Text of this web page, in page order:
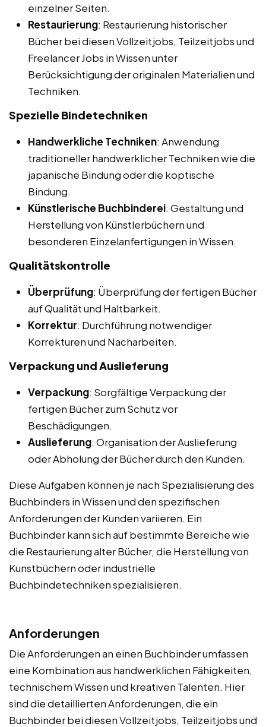
einzelner Seiten.
Restaurierung: Restaurierung historischer
Bücher bei diesen Vollzeitjobs, Teilzeitjobs und
Freelancer Jobs in Wissen unter
Berücksichtigung der originalen Materialien und
Techniken.
Spezielle Bindetechniken
Handwerkliche Techniken: Anwendung
traditioneller handwerklicher Techniken wie die
japanische Bindung oder die koptische
Bindung.
Künstlerische Buchbinderei: Gestaltung und
Herstellung von Künstlerbüchern und
besonderen Einzelanfertigungen in Wissen.
Qualitätskontrolle
Überprüfung: Überprüfung der fertigen Bücher
auf Qualität und Haltbarkeit.
Korrektur: Durchführung notwendiger
Korrekturen und Nacharbeiten.
Verpackung und Auslieferung
Verpackung: Sorgfältige Verpackung der
fertigen Bücher zum Schutz vor
Beschädigungen.
Auslieferung: Organisation der Auslieferung
oder Abholung der Bücher durch den Kunden.
Diese Aufgaben können je nach Spezialisierung des
Buchbinders in Wissen und den spezifischen
Anforderungen der Kunden variieren. Ein
Buchbinder kann sich auf bestimmte Bereiche wie
die Restaurierung alter Bücher, die Herstellung von
Kunstbüchern oder industrielle
Buchbindetechniken spezialisieren.
Anforderungen
Die Anforderungen an einen Buchbinder umfassen
eine Kombination aus handwerklichen Fähigkeiten,
technischem Wissen und kreativen Talenten. Hier
sind die detaillierten Anforderungen, die ein
Buchbinder bei diesen Vollzeitjobs, Teilzeitjobs und